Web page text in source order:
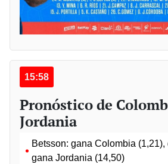
15:58
Pronóstico de
Jordania
Betsson: gana Colombia (1,21),
gana Jordania (14,50)